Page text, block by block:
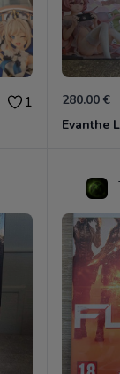
1 280.00 €